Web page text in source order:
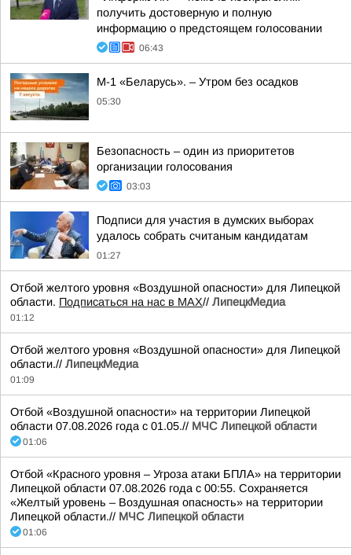
получить достоверную и полную
информацию о предстоящем голосовании
06:43
М-1 «Беларусь». – Утром без осадков
05:30
Безопасность – один из приоритетов
организации голосования
03:03
Подписи для участия в думских выборах
удалось собрать считаным кандидатам
01:27
Отбой желтого уровня «Воздушной опасности» для Липецкой
области. Подписаться на нас в МАХ// ЛипецкМедиа
01:12
Отбой желтого уровня «Воздушной опасности» для Липецкой
области.// ЛипецкМедиа
01:09
Отбой «Воздушной опасности» на территории Липецкой
области 07.08.2026 года с 01.05.// МЧС Липецкой области
01:06
Отбой «Красного уровня – Угроза атаки БПЛА» на территории
Липецкой области 07.08.2026 года с 00:55. Сохраняется
«Желтый уровень – Воздушная опасность» на территории
Липецкой области.// МЧС Липецкой области
01:06